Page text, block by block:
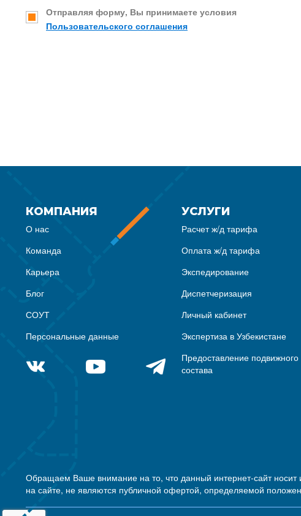
Отправляя форму, Вы принимаете условия
Пользовательского соглашения
КОМПАНИЯ
О нас
Команда
Карьера
Блог
СОУТ
Персональные данные
УСЛУГИ
Расчет ж/д тарифа
Оплата ж/д тарифа
Экспедирование
Диспетчеризация
Личный кабинет
Экспертиза в Узбекистане
Предоставление подвижного
состава
Обращаем Ваше внимание на то, что данный интернет-сайт
на сайте, не являются публичной офертой, определяемой